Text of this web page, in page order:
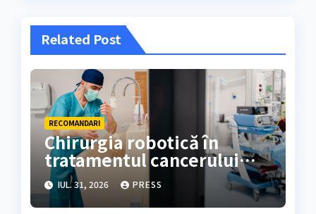
Related Post
RECOMANDARI
Chirurgia robotică în
tratamentul cancerului
colorectal
IUL. 31, 2026 PRESS